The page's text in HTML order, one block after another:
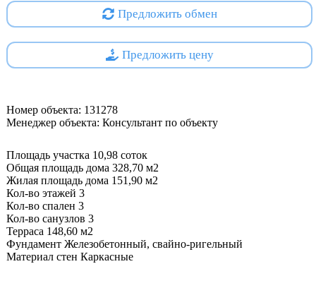
Предложить обмен
Предложить цену
Номер объекта: 131278
Менеджер объекта: Консультант по объекту
Площадь участка 10,98 соток
Общая площадь дома 328,70 м2
Жилая площадь дома 151,90 м2
Кол-во этажей 3
Кол-во спален 3
Кол-во санузлов 3
Терраса 148,60 м2
Фундамент Железобетонный, свайно-ригельный
Материал стен Каркасные